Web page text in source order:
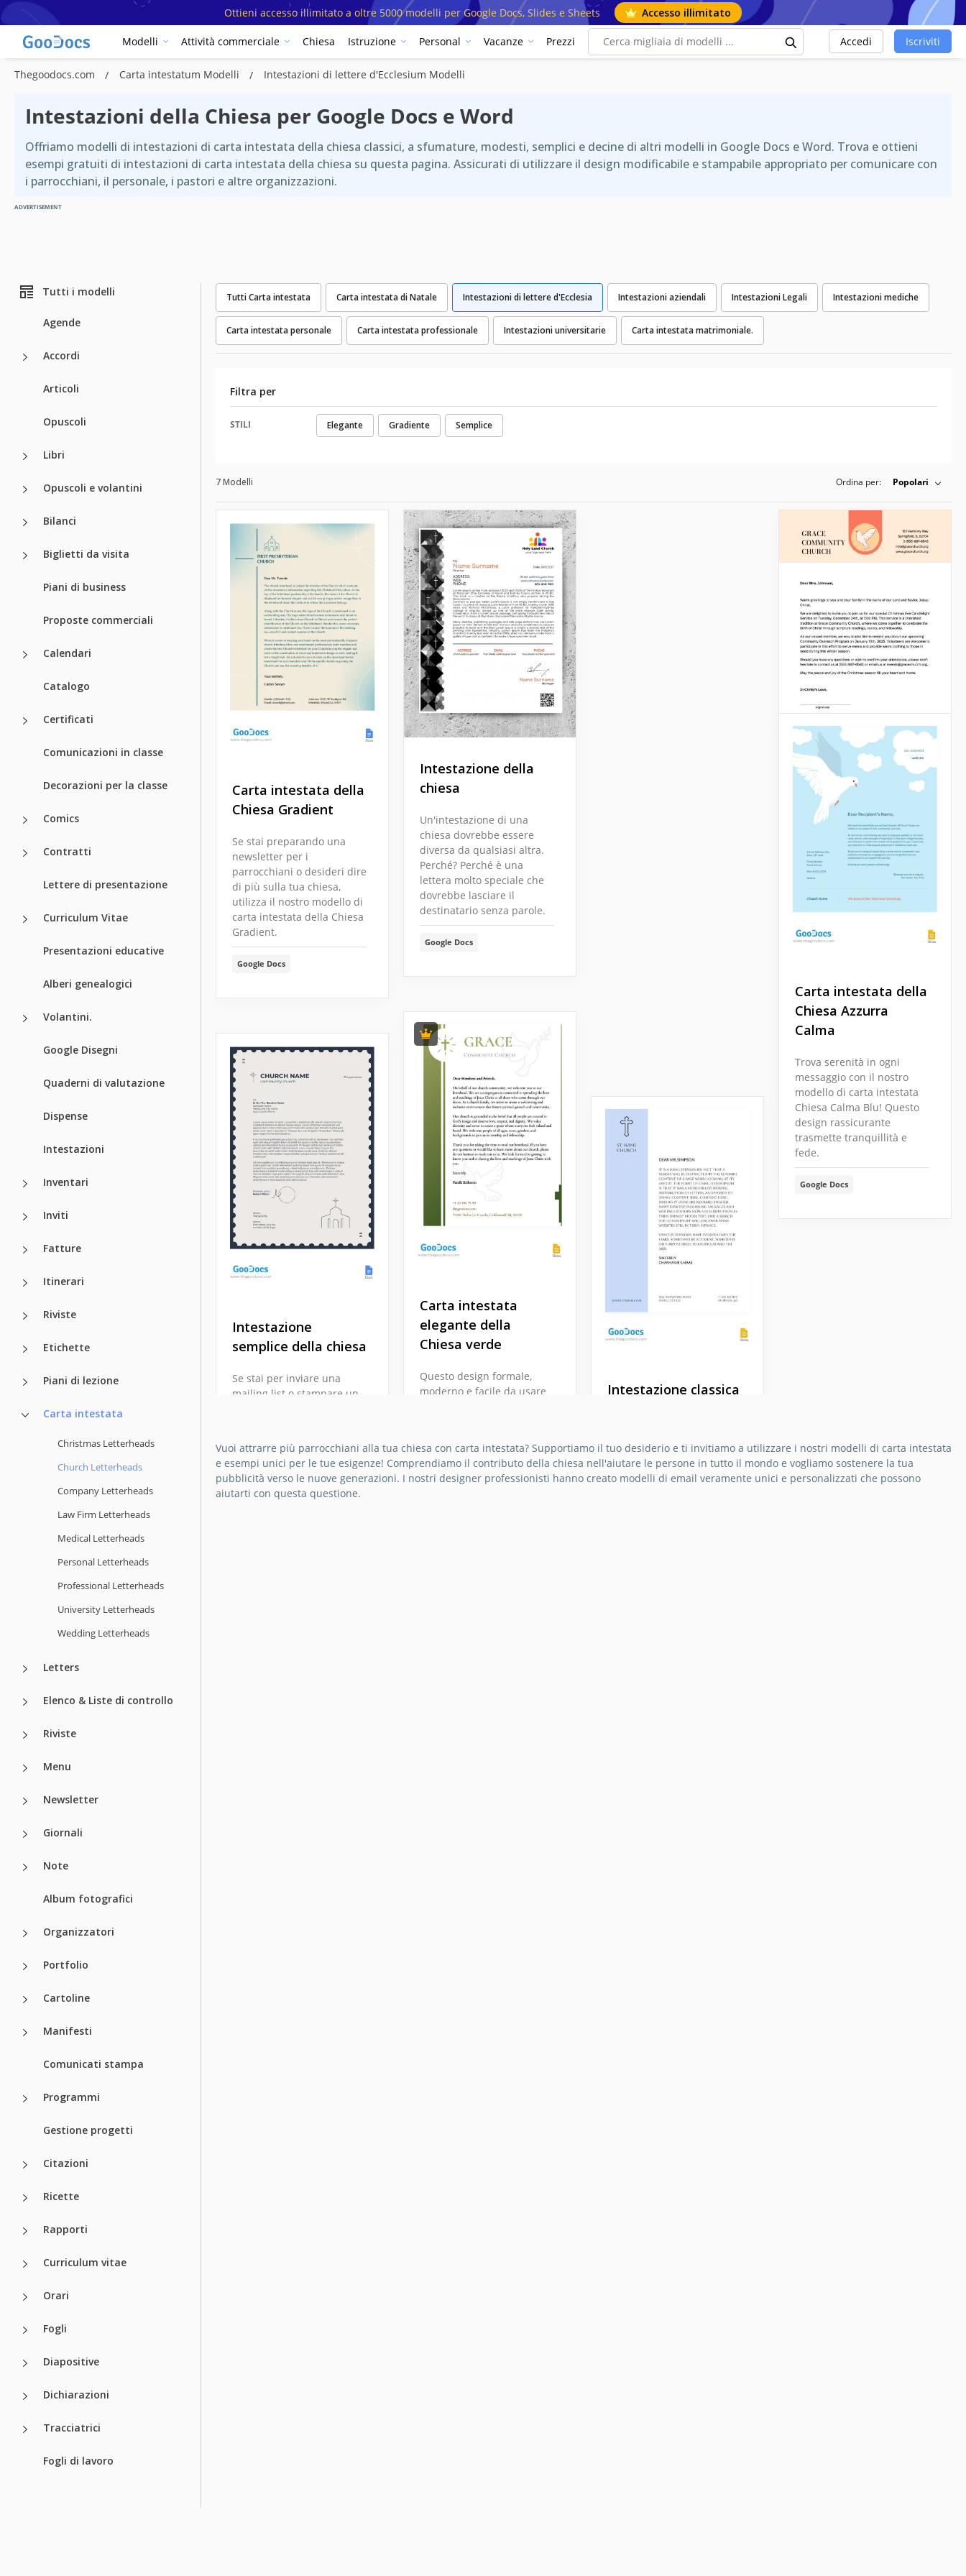
Ottieni accesso illimitato a oltre 5000 modelli per Google Docs, Slides e Sheets Accesso illimitato
Modelli Attività commerciale Chiesa Istruzione Personal Vacanze Prezzi Accedi Iscriviti
Thegoodocs.com Carta intestatum Modelli Intestazioni di lettere d'Ecclesium Modelli
Intestazioni della Chiesa per Google Docs e Word
Offriamo modelli di intestazioni di carta intestata della chiesa classici, a sfumature, modesti, semplici e decine di altri modelli in Google Docs e Word. Trova e ottieni
esempi gratuiti di intestazioni di carta intestata della chiesa su questa pagina. Assicurati di utilizzare il design modificabile e stampabile appropriato per comunicare con
i parrocchiani, il personale, i pastori e altre organizzazioni.
ADVERTISEMENT
Tutti i modelli
Agende
Accordi
Articoli
Opuscoli
Libri
Opuscoli e volantini
Bilanci
Biglietti da visita
Piani di business
Proposte commerciali
Calendari
Catalogo
Certificati
Comunicazioni in classe
Decorazioni per la classe
Comics
Contratti
Lettere di presentazione
Curriculum Vitae
Presentazioni educative
Alberi genealogici
Volantini.
Google Disegni
Quaderni di valutazione
Dispense
Intestazioni
Inventari
Inviti
Fatture
Itinerari
Riviste
Etichette
Piani di lezione
Carta intestata
Christmas Letterheads
Church Letterheads
Company Letterheads
Law Firm Letterheads
Medical Letterheads
Personal Letterheads
Professional Letterheads
University Letterheads
Wedding Letterheads
Letters
Elenco & Liste di controllo
Riviste
Menu
Newsletter
Giornali
Note
Album fotografici
Organizzatori
Portfolio
Cartoline
Manifesti
Comunicati stampa
Programmi
Gestione progetti
Citazioni
Ricette
Rapporti
Curriculum vitae
Orari
Fogli
Diapositive
Dichiarazioni
Tracciatrici
Fogli di lavoro
Tutti Carta intestata Carta intestata di Natale Intestazioni di lettere d'Ecclesia Intestazioni aziendali Intestazioni Legali Intestazioni mediche
Carta intestata personale Carta intestata professionale Intestazioni universitarie Carta intestata matrimoniale.
Filtra per
STILI Elegante Gradiente Semplice
7 Modelli Ordina per: Popolari
Carta intestata della
Chiesa Gradient
Se stai preparando una
newsletter per i
parrocchiani o desideri dire
di più sulla tua chiesa,
utilizza il nostro modello di
carta intestata della Chiesa
Gradient.
Google Docs
Intestazione della
chiesa
Un'intestazione di una
chiesa dovrebbe essere
diversa da qualsiasi altra.
Perché? Perché è una
lettera molto speciale che
dovrebbe lasciare il
destinatario senza parole.
Google Docs
Intestazione
perfetta della Chiesa
Google Docs
Intestazione
semplice della chiesa
Se stai per inviare una
mailing list o stampare un
intestazione della chiesa
Simple Church Letterhead
gratuito.
Carta intestata
elegante della
Chiesa verde
Questo design formale,
moderno e facile da usare
associazione simile.
Google Docs
Intestazione classica
Il nostro modello per carta
intestata della Chiesa
Carta intestata della
Chiesa Azzurra
Calma
Trova serenità in ogni
messaggio con il nostro
modello di carta intestata
Chiesa Calma Blu! Questo
design rassicurante
trasmette tranquillità e
fede.
Google Docs
Vuoi attrarre più parrocchiani alla tua chiesa con carta intestata? Supportiamo il tuo desiderio e ti invitiamo a utilizzare i nostri modelli di carta intestata
e esempi unici per le tue esigenze! Comprendiamo il contributo della chiesa nell'aiutare le persone in tutto il mondo e vogliamo sostenere la tua
pubblicità verso le nuove generazioni. I nostri designer professionisti hanno creato modelli di email veramente unici e personalizzati che possono
aiutarti con questa questione.